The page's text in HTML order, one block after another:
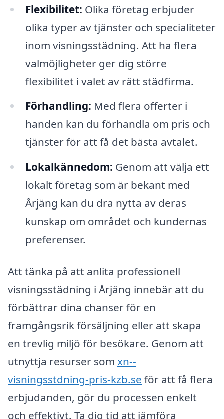
Flexibilitet: Olika företag erbjuder
olika typer av tjänster och specialiteter
inom visningsstädning. Att ha flera
valmöjligheter ger dig större
flexibilitet i valet av rätt städfirma.
Förhandling: Med flera offerter i
handen kan du förhandla om pris och
tjänster för att få det bästa avtalet.
Lokalkännedom: Genom att välja ett
lokalt företag som är bekant med
Årjäng kan du dra nytta av deras
kunskap om området och kundernas
preferenser.
Att tänka på att anlita professionell
visningsstädning i Årjäng innebär att du
förbättrar dina chanser för en
framgångsrik försäljning eller att skapa
en trevlig miljö för besökare. Genom att
utnyttja resurser som xn--
visningsstdning-pris-kzb.se för att få flera
erbjudanden, gör du processen enkelt
och effektivt. Ta dig tid att jämföra